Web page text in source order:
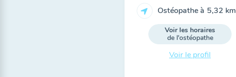
Ostéopathe à 5,32 km
Voir les horaires
de l'ostéopathe
Voir le profil